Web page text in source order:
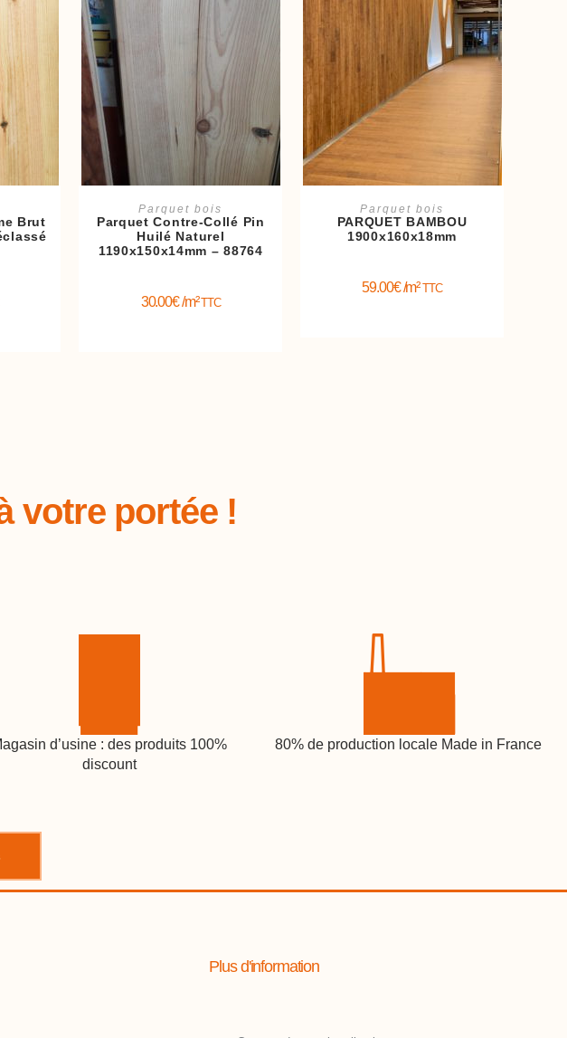
Brut
Parquet bois
Parquet Contre-Collé Pin
Huilé Naturel
1190x150x14mm – 88764
30.00€/m²TTC
Parquet bois
PARQUET BAMBOU
1900x160x18mm
59.00€/m²TTC
votre portée !
d’usine : des produits 100%
discount
80% de production locale Made in France
Plus d'information